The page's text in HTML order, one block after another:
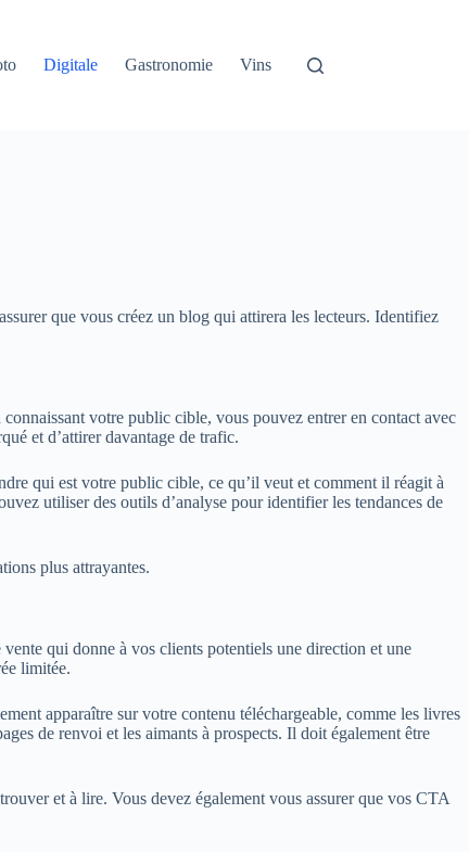
Digitale Gastronomie Vins
que vous créez un blog qui attirera les lecteurs. Identifiez
votre public cible, vous pouvez entrer en contact avec
et d’attirer davantage de trafic.
qui est votre public cible, ce qu’il veut et comment il réagit à
utiliser des outils d’analyse pour identifier les tendances de
plus attrayantes.
qui donne à vos clients potentiels une direction et une
limitée.
apparaître sur votre contenu téléchargeable, comme les livres
de renvoi et les aimants à prospects. Il doit également être
et à lire. Vous devez également vous assurer que vos CTA